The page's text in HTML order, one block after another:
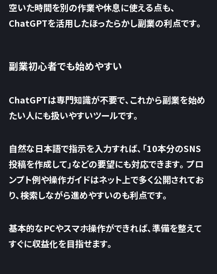
空いた時間を別の作業や休息に使える点も、
ChatGPTを活用したほったらかし副業の利点です。
副業初心者でも始めやすい
ChatGPTは専門知識が不要で、これから副業を始め
たい人にも扱いやすいツールです。
自然な日本語で指示を入力すれば、「10本分のSNS
投稿を作成して」などの要望にも対応できます。プロ
ンプト例や操作ガイドはネット上で多く公開されてお
り、検索しながら進めやすいのも利点です。
基本的なPCやスマホ操作ができれば、準備を整えて
すぐに収益化を目指せます。